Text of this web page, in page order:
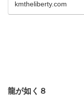
kmtheliberty.com
龍が如く８